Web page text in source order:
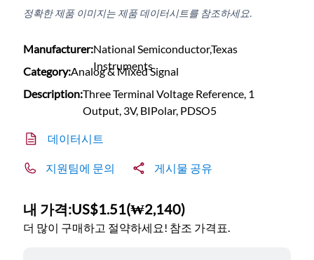
정확한 제품 이미지는 제품 데이터시트를 참조하세요.
Manufacturer:National Semiconductor,Texas
Instruments
Category:Analog & Mixed Signal
Description:Three Terminal Voltage Reference, 1
Output, 3V, BIPolar, PDSO5
데이터시트
지원팀에 문의 게시물 공유
내 가격:US$1.51(₩2,140)
더 많이 구매하고 절약하세요! 참조 가격표.